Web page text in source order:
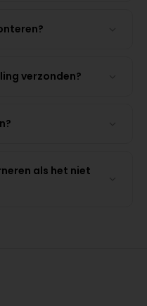
verzonden?
als het niet